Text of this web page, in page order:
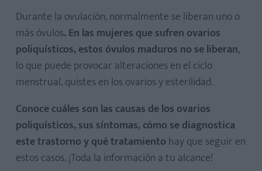
Durante la ovulación, normalmente se liberan uno o
más óvulos. En las mujeres que sufren ovarios
poliquísticos, estos óvulos maduros no se liberan,
lo que puede provocar alteraciones en el ciclo
menstrual, quistes en los ovarios y esterilidad.
Conoce cuáles son las causas de los ovarios
poliquísticos, sus síntomas, cómo se diagnostica
este trastorno y qué tratamiento hay que seguir en
estos casos. ¡Toda la información a tu alcance!